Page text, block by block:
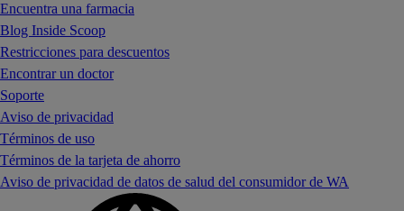
Encuentra una farmacia
Blog Inside Scoop
Restricciones para descuentos
Encontrar un doctor
Soporte
Aviso de privacidad
Términos de uso
Términos de la tarjeta de ahorro
Aviso de privacidad de datos de salud del consumidor de WA